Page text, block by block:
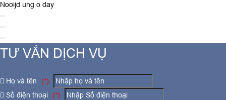
Nooijd ung o day
TƯ VẤN DỊCH VỤ
Họ và tên
(*)
Số điện thoại
(*)